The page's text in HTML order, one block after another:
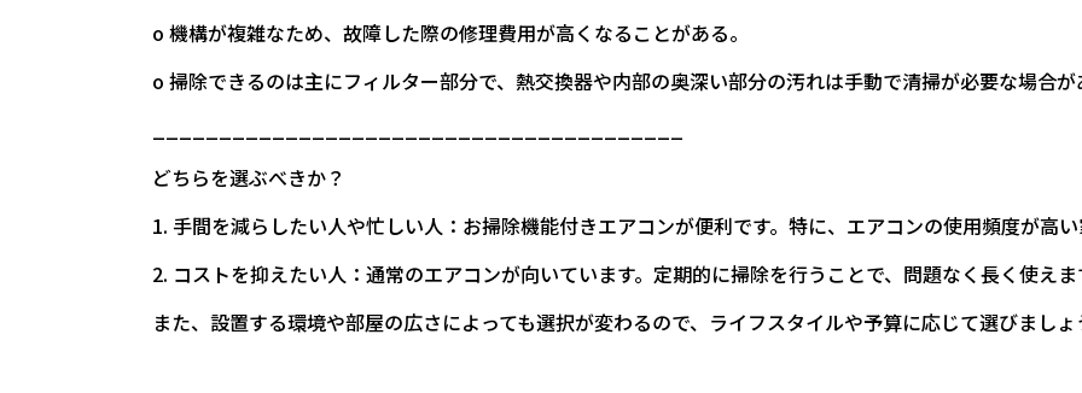
o 機構が複雑なため、故障した際の修理費用が高くなることがある。
o 掃除できるのは主にフィルター部分で、熱交換器や内部の奥深い部分の汚れは手動で清掃が必要な場合
どちらを選ぶべきか？
1. 手間を減らしたい人や忙しい人：お掃除機能付きエアコンが便利です。特に、エアコンの使用頻度が高
2. コストを抑えたい人：通常のエアコンが向いています。定期的に掃除を行うことで、問題なく長く使えま
また、設置する環境や部屋の広さによっても選択が変わるので、ライフスタイルや予算に応じて選びましょ